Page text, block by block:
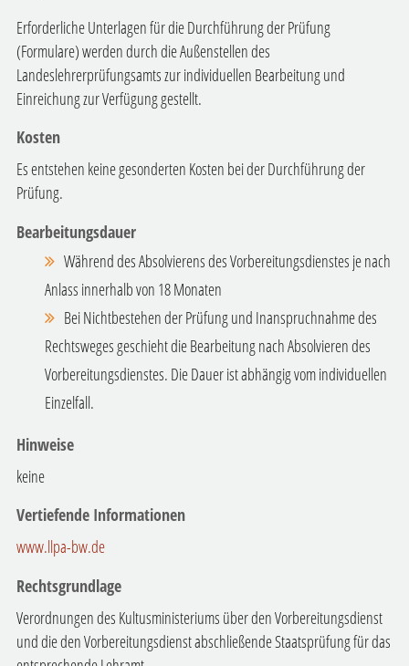
Erforderliche Unterlagen für die Durchführung der Prüfung
(Formulare) werden durch die Außenstellen des
Landeslehrerprüfungsamts zur individuellen Bearbeitung und
Einreichung zur Verfügung gestellt.
Kosten
Es entstehen keine gesonderten Kosten bei der Durchführung der
Prüfung.
Bearbeitungsdauer
Während des Absolvierens des Vorbereitungsdienstes je nach
Anlass innerhalb von 18 Monaten
Bei Nichtbestehen der Prüfung und Inanspruchnahme des
Rechtsweges geschieht die Bearbeitung nach Absolvieren des
Vorbereitungsdienstes. Die Dauer ist abhängig vom individuellen
Einzelfall.
Hinweise
keine
Vertiefende Informationen
www.llpa-bw.de
Rechtsgrundlage
Verordnungen des Kultusministeriums über den Vorbereitungsdienst
und die den Vorbereitungsdienst abschließende Staatsprüfung für das